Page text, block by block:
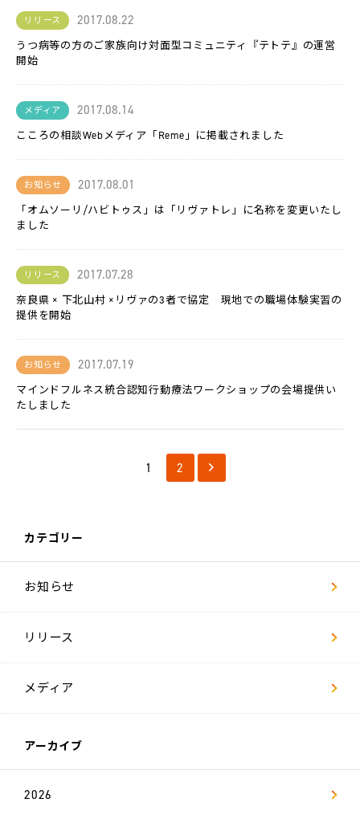
チ
ャ
ン
ジ
L-
BASE
お
ら
せ
人
方
へ
用
報
代
表
メ
イ
タ
ュ
ー
数
で
る
リ
ァ
ャ
ア
リリース 2017.08.22
うつ病等の方のご家族向け対面型コミュニティ『テトテ』の運営
開始
メディア 2017.08.14
こころの相談Webメディア「Reme」に掲載されました
お知らせ 2017.08.01
「オムソーリ/ハビトゥス」は「リヴァトレ」に名称を変更いたし
ました
リリース 2017.07.28
奈良県 × 下北山村 ×リヴァの3者で協定 現地での職場体験実習の
提供を開始
お知らせ 2017.07.19
マインドフルネス統合認知行動療法ワークショップの会場提供い
たしました
1 2
カテゴリー
お知らせ
リリース
メディア
アーカイブ
2026